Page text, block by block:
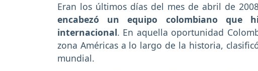
Eran los últimos días del mes de abril de
encabezó un equipo colombiano que
internacional. En aquella oportunidad
zona Américas a lo largo de la historia,
mundial.